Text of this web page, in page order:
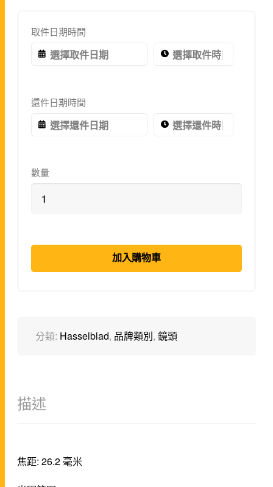
取件日期時間
還件日期時間
數量
加入購物車
分類: Hasselblad, 品牌類別,鏡頭
描述
焦距: 26.2 毫米